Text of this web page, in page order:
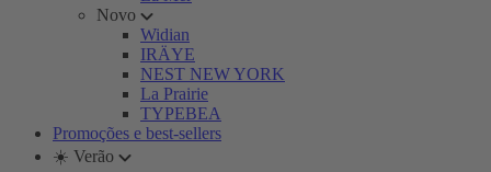
Novo
Widian
IRÄYE
NEST NEW YORK
La Prairie
TYPEBEA
Promoções e best-sellers
☀️ Verão